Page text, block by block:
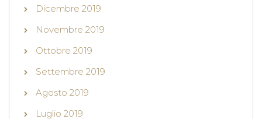
Dicembre 2019
Novembre 2019
Ottobre 2019
Settembre 2019
Agosto 2019
Luglio 2019